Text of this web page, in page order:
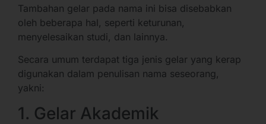
Tambahan gelar pada nama ini bisa disebabkan
oleh beberapa hal, seperti keturunan,
menyelesaikan studi, dan lainnya.
Secara umum terdapat tiga jenis gelar yang kerap
digunakan dalam penulisan nama seseorang,
yakni:
1. Gelar Akademik